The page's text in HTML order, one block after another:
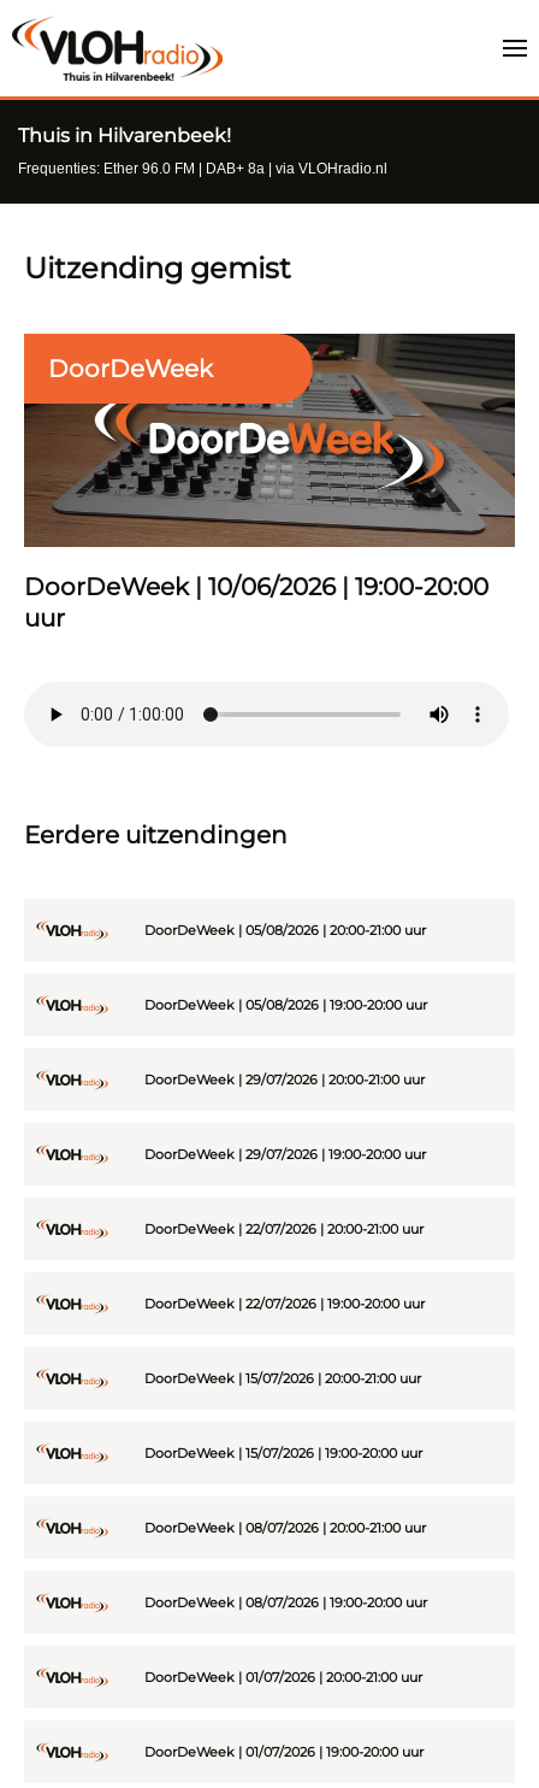
Thuis in Hilvarenbeek!
Frequenties: Ether 96.0 FM | DAB+ 8a | via VLOHradio.nl
Uitzending gemist
DoorDeWeek
DoorDeWeek | 10/06/2026 | 19:00-20:00
uur
Eerdere uitzendingen
DoorDeWeek | 05/08/2026 | 20:00-21:00 uur
DoorDeWeek | 05/08/2026 | 19:00-20:00 uur
DoorDeWeek | 29/07/2026 | 20:00-21:00 uur
DoorDeWeek | 29/07/2026 | 19:00-20:00 uur
DoorDeWeek | 22/07/2026 | 20:00-21:00 uur
DoorDeWeek | 22/07/2026 | 19:00-20:00 uur
DoorDeWeek | 15/07/2026 | 20:00-21:00 uur
DoorDeWeek | 15/07/2026 | 19:00-20:00 uur
DoorDeWeek | 08/07/2026 | 20:00-21:00 uur
DoorDeWeek | 08/07/2026 | 19:00-20:00 uur
DoorDeWeek | 01/07/2026 | 20:00-21:00 uur
DoorDeWeek | 01/07/2026 | 19:00-20:00 uur